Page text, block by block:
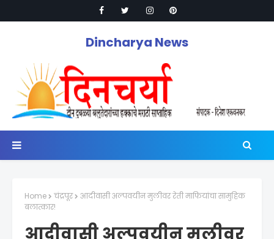
Dincharya News
Home चंद्रपूर
आदीवासी अल्पवयीन मुलीवर रेती माफियांचा सामुहिक
बलात्कार!
आदीवासी अल्पवयीन मुलीवर